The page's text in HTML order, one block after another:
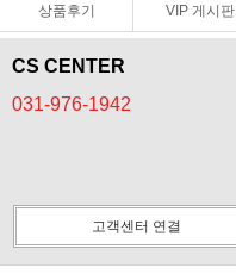
상품후기 VIP 게시판
CS CENTER
031-976-1942
고객센터 연결